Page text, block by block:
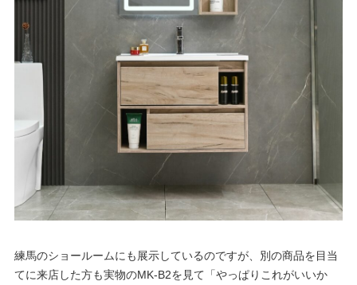
練馬のショールームにも展示しているのですが、別の商品を目当
てに来店した方も実物のMK-B2を見て「やっぱりこれがいいか